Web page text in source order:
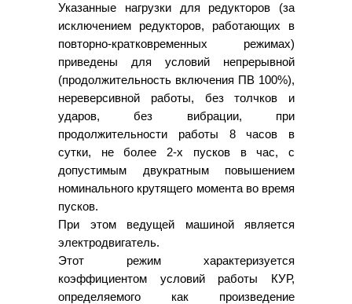
Указанные нагрузки для редукторов (за
исключением редукторов, работающих в
повторно-кратковременных режимах)
приведены для условий непрерывной
(продолжительность включения ПВ 100%),
нереверсивной работы, без толчков и
ударов, без вибрации, при
продолжительности работы 8 часов в
сутки, не более 2-х пусков в час, с
допустимым двукратным повышением
номинального крутящего момента во время
пусков.
При этом ведущей машиной является
электродвигатель.
Этот режим характеризуется
коэффициентом условий работы КУР,
определяемого как произведение